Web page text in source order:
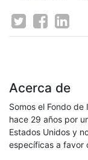
Acerca de
Somos el Fondo
hace 29 años por
Estados Unidos y
específicas a favor